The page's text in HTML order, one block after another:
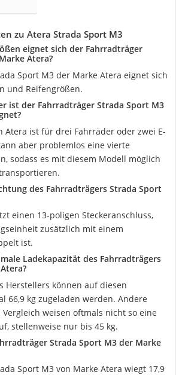
zu Atera Strada Sport M3
eignet sich der Fahrradträger
Atera?
Sport M3 der Marke Atera eignet sich
und Reifengrößen.
ist der Fahrradträger Strada Sport M3
Atera ist für drei Fahrräder oder zwei E-
aber problemlos eine vierte
sodass es mit diesem Modell möglich
des Fahrradträgers Strada Sport
einen 13-poligen Steckeranschluss,
zusätzlich mit einem
ist.
Ladekapazität des Fahrradträgers
Herstellers können auf diesen
66,9 kg zugeladen werden. Andere
weisen oftmals nicht so eine
stellenweise nur bis 45 kg.
Strada Sport M3 der Marke
Sport M3 von Marke Atera wiegt 17,9